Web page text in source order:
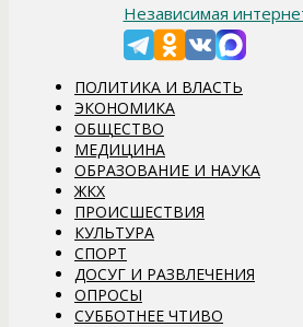
Независимая
ПОЛИТИКА И ВЛАСТЬ
ЭКОНОМИКА
ОБЩЕСТВО
МЕДИЦИНА
ОБРАЗОВАНИЕ И НАУКА
ЖКХ
ПРОИСШЕСТВИЯ
КУЛЬТУРА
СПОРТ
ДОСУГ И РАЗВЛЕЧЕНИЯ
ОПРОСЫ
СУББОТНЕЕ ЧТИВО